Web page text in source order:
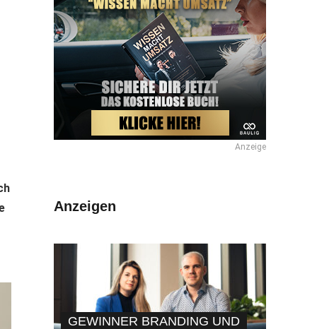
Anzeige
Anzeigen
GEWINNER BRANDING UND